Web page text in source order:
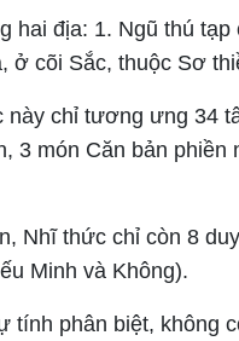
hai địa: 1. Ngũ thú
ở cõi Sắc, thuộc Sơ
chỉ tương ưng 34
3 món Căn bản phiền
Nhĩ thức chỉ còn 8
Minh và Không).
phân biệt, không